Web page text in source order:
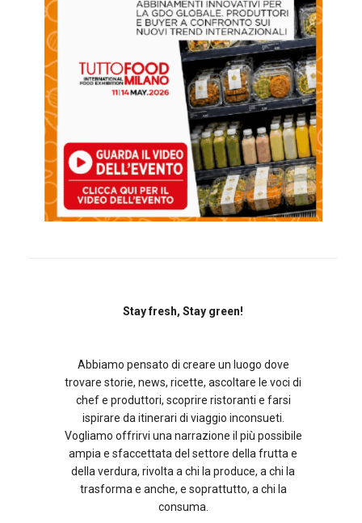
Stay fresh, Stay green!
Abbiamo pensato di creare un luogo dove
trovare storie, news, ricette, ascoltare le voci di
chef e produttori, scoprire ristoranti e farsi
ispirare da itinerari di viaggio inconsueti.
Vogliamo offrirvi una narrazione il più possibile
ampia e sfaccettata del settore della frutta e
della verdura, rivolta a chi la produce, a chi la
trasforma e anche, e soprattutto, a chi la
consuma.